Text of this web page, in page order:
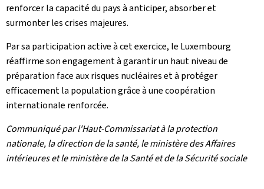
renforcer la capacité du pays à anticiper, absorber et
surmonter les crises majeures.
Par sa participation active à cet exercice, le Luxembourg
réaffirme son engagement à garantir un haut niveau de
préparation face aux risques nucléaires et à protéger
efficacement la population grâce à une coopération
internationale renforcée.
Communiqué par l'Haut-Commissariat à la protection
nationale, la direction de la santé, le ministère des Affaires
intérieures et le ministère de la Santé et de la Sécurité sociale